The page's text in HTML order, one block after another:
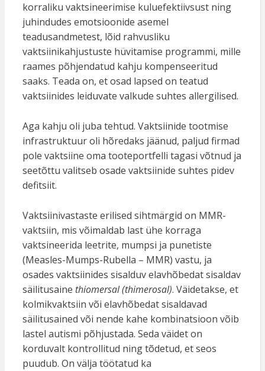
korraliku vaktsineerimise kuluefektiivsust ning
juhindudes emotsioonide asemel
teadusandmetest, lõid rahvusliku
vaktsiinikahjustuste hüvitamise programmi, mille
raames põhjendatud kahju kompenseeritud
saaks. Teada on, et osad lapsed on teatud
vaktsiinides leiduvate valkude suhtes allergilised.
Aga kahju oli juba tehtud. Vaktsiinide tootmise
infrastruktuur oli hõredaks jäänud, paljud firmad
pole vaktsiine oma tooteportfelli tagasi võtnud ja
seetõttu valitseb osade vaktsiinide suhtes pidev
defitsiit.
Vaktsiinivastaste erilised sihtmärgid on MMR-
vaktsiin, mis võimaldab last ühe korraga
vaktsineerida leetrite, mumpsi ja punetiste
(Measles-Mumps-Rubella – MMR) vastu, ja
osades vaktsiinides sisalduv elavhõbedat sisaldav
säilitusaine thiomersal (thimerosal). Väidetakse, et
kolmikvaktsiin või elavhõbedat sisaldavad
säilitusained või nende kahe kombinatsioon võib
lastel autismi põhjustada. Seda väidet on
korduvalt kontrollitud ning tõdetud, et seos
puudub. On välja töötatud ka